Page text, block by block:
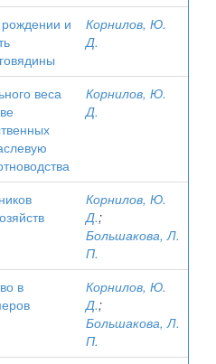
и
Корнилов, Ю.
Д.
веса
Корнилов, Ю.
Д.
Корнилов, Ю.
Д.;
Большакова, Л.
П.
в
Корнилов, Ю.
Д.;
Большакова, Л.
П.